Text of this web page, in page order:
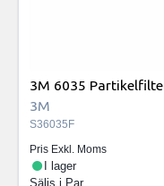
3M 6035
3M
S36035F
Pris Exkl. Moms
I lager
Säljs i Par